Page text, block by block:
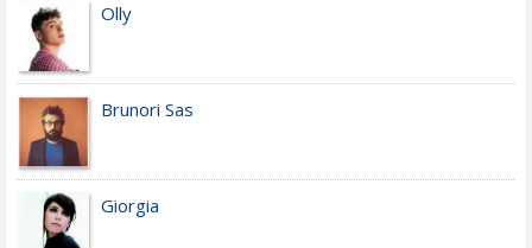
Olly
Brunori Sas
Giorgia